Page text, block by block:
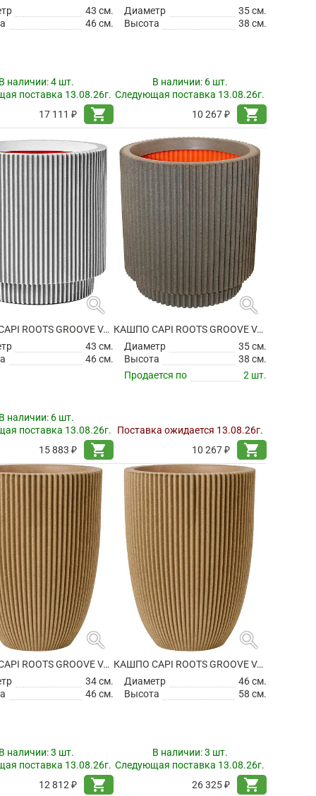
43 см.
46 см.
наличии:4 шт.
поставка 13.08.26г.
17 111 ₽
shopping_cart
Диаметр
35 см.
Высота
38 см.
В наличии: 6 шт.
Следующая поставка 13.08.26г.
10 267 ₽
shopping_cart
search
КАШПО CAPI ROOTS GROOVE VASE CYLINDER IVORY
43 см.
46 см.
наличии: 6 шт.
поставка 13.08.26г.
15 883 ₽
shopping_cart
search
КАШПО CAPI ROOTS GROOVE VASE CYLINDER WARM TAUPE
Диаметр
35 см.
Высота
38 см.
Продается по
2 шт.
Поставка ожидается 13.08.26г.
10 267 ₽
shopping_cart
search
КАШПО CAPI ROOTS GROOVE VASE ELEGANT LOW BEIGE
34 см.
46 см.
наличии:3 шт.
поставка 13.08.26г.
12 812 ₽
shopping_cart
search
КАШПО CAPI ROOTS GROOVE VASE ELEGANT LOW BEIGE
Диаметр
46 см.
Высота
58 см.
В наличии:3 шт.
Следующая поставка 13.08.26г.
26 325 ₽
shopping_cart